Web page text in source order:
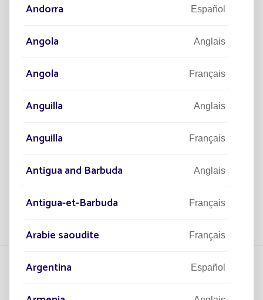
L'UNIVERSITÉ DE BORDEAUX
RÉVOLUTIONNE SON ÉCLAIRAGE
AVEC FONROCHE LIGHTING
L'Université de Bordeaux installe 300 lampadaires
solaires avec Fonroche Lighting pour moderniser
ses infrastructures
Lire la suite
Andorra Español
Angola Anglais
Angola Français
Anguilla Anglais
Anguilla Français
Antigua and Barbuda Anglais
Antigua-et-Barbuda Français
Arabie saoudite Français
Argentina Español